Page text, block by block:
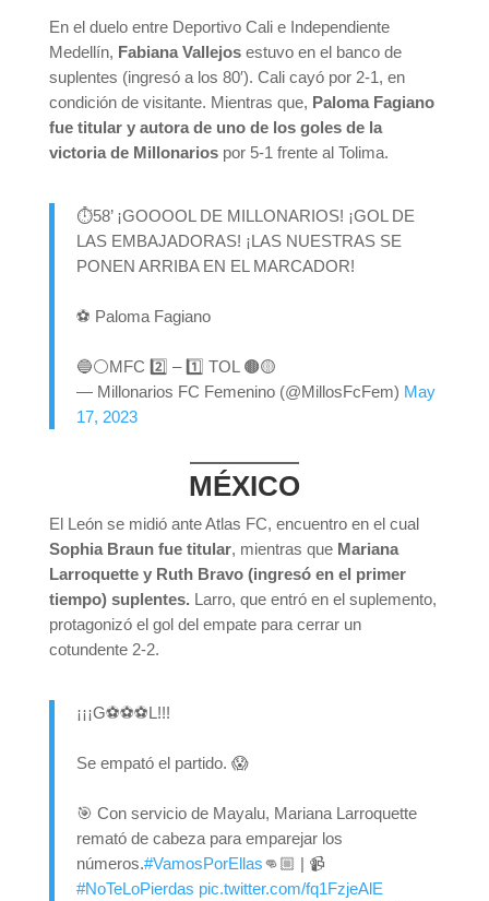
En el duelo entre Deportivo Cali e Independiente
Medellín, Fabiana Vallejos estuvo en el banco de
suplentes (ingresó a los 80′). Cali cayó por 2-1, en
condición de visitante. Mientras que, Paloma Fagiano
fue titular y autora de uno de los goles de la
victoria de Millonariospor 5-1 frente al Tolima.
⏱️58’ ¡GOOOOL DE MILLONARIOS! ¡GOL DE
LAS EMBAJADORAS! ¡LAS NUESTRAS SE
PONEN ARRIBA EN EL MARCADOR!
⚽️ Paloma Fagiano
🔵⚪️MFC 2️⃣ – 1️⃣ TOL 🟤🟡
— Millonarios FC Femenino (@MillosFcFem) May
17, 2023
MÉXICO
El León se midió ante Atlas FC, encuentro en el cual
Sophia Braun fue titular, mientras que Mariana
Larroquette y Ruth Bravo (ingresó en el primer
tiempo) suplentes. Larro, que entró en el suplemento,
protagonizó el gol del empate para cerrar un
cotundente 2-2.
¡¡¡G⚽⚽⚽L!!!
Se empató el partido. 😱
🎯 Con servicio de Mayalu, Mariana Larroquette
remató de cabeza para emparejar los
números.#VamosPorEllas👊🏼 | 📹
#NoTeLoPierdas pic.twitter.com/fq1FzjeAlE